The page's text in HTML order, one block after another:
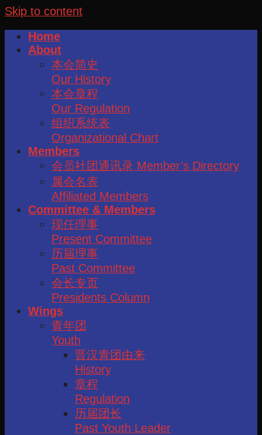
Skip to content
Home
About
本会简史
Our History
本会章程
Our Regulation
组织系统表
Organizational Chart
Members
会员社团通讯录 Member’s Directory
属会名表
Affiliated Members
Committee & Members
现任理事
Present Committee
历届理事
Past Committee
会长专页
Presidents Column
Wings
青年团
Youth
晋汉青团由来
History
章程
Regulation
历届团长
Past Youth Leader